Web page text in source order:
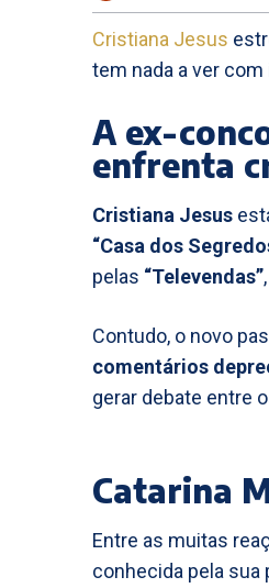
Cristiana Jesus
tem nada a ver com
A ex-
enfrenta
Cristiana Jesus
“Casa dos
pelas “Televendas”
Contudo, o novo
comentários
gerar debate entre
Catarina
Entre as muitas
conhecida pela sua